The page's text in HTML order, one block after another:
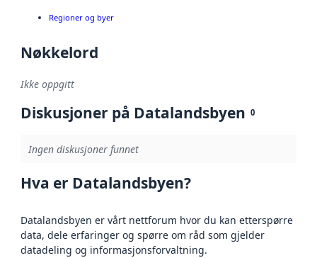
Regioner og byer
Nøkkelord
Ikke oppgitt
Diskusjoner på Datalandsbyen 0
Ingen diskusjoner funnet
Hva er Datalandsbyen?
Datalandsbyen er vårt nettforum hvor du kan etterspørre
data, dele erfaringer og spørre om råd som gjelder
datadeling og informasjonsforvaltning.